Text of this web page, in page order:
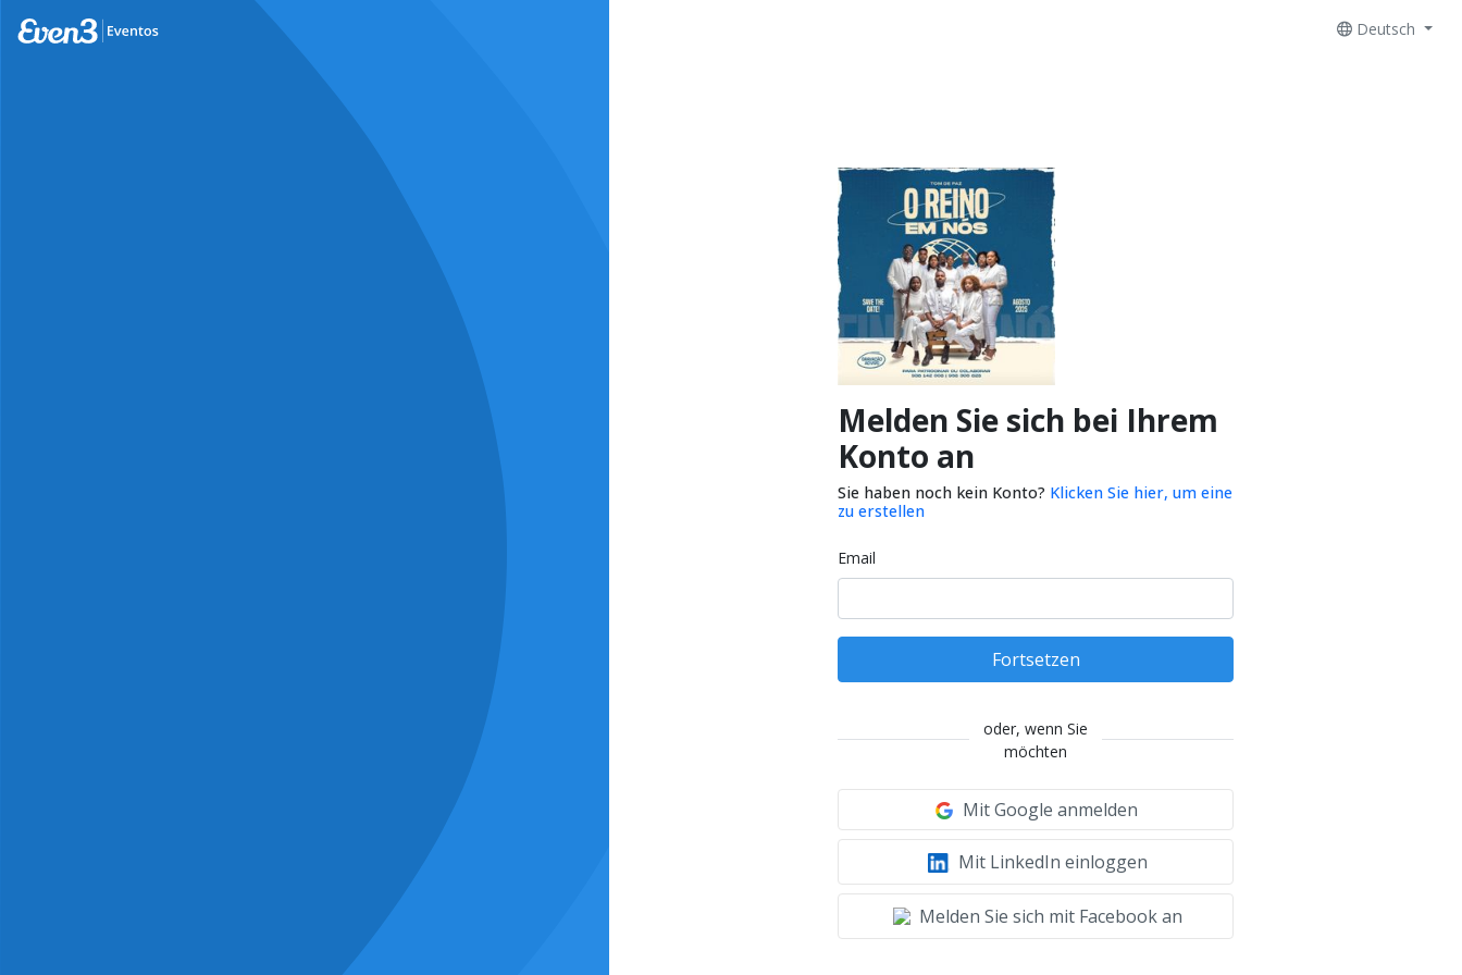
Deutsch
Melden Sie sich bei Ihrem
Konto an
Sie haben noch kein Konto? Klicken Sie hier, um eine
zu erstellen
Email
Fortsetzen
oder, wenn Sie
möchten
Mit Google anmelden
Mit LinkedIn einloggen
Melden Sie sich mit Facebook an